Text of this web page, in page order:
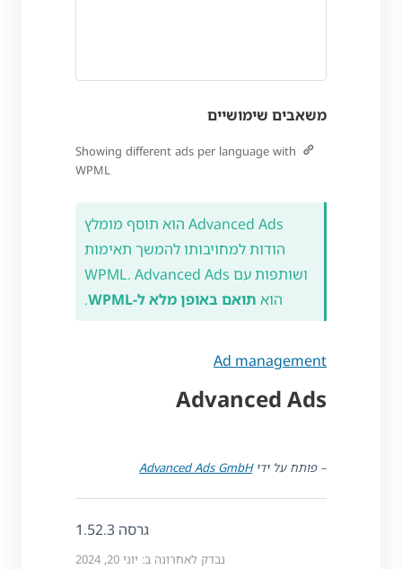
משאבים שימושיים
Showing different ads per language with
WPML
Advanced Ads הוא תוסף מומלץ
הודות למחויבותו להמשך תאימות
ושותפות עם WPML. Advanced Ads
הוא תואם באופן מלא ל-WPML .
Ad management
Advanced Ads
– פותח על ידיAdvanced Ads GmbH
גרסה 1.52.3
נבדק לאחרונה ב: יוני 20, 2024